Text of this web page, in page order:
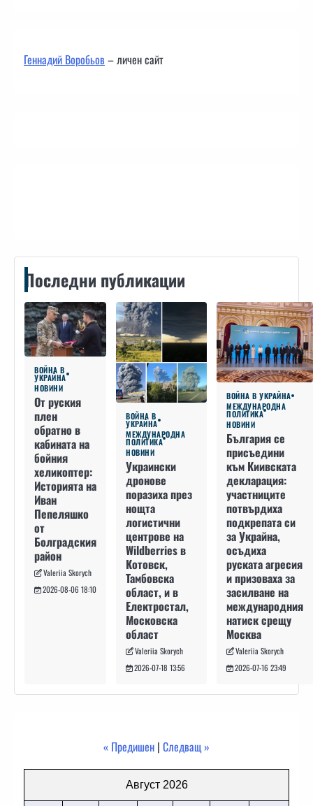
Геннадий Воробьов– личен сайт
Последни публикации
ВОЙНА В
УКРАЙНА
НОВИНИ
От руския
плен
обратно в
кабината на
бойния
хеликоптер:
Историята на
Иван
Пепеляшко
от
Болградския
район
Valeriia Skorych
2026-08-06 18:10
ВОЙНА В
УКРАЙНА
МЕЖДУНАРОДНА
ПОЛИТИКА
НОВИНИ
Украински
дронове
поразиха през
нощта
логистични
центрове на
Wildberries в
Котовск,
Тамбовска
област, и в
Електростал,
Московска
област
Valeriia Skorych
2026-07-18 13:56
ВОЙНА В УКРАЙНА
МЕЖДУНАРОДНА
ПОЛИТИКА
НОВИНИ
България се
присъедини
към Киивската
декларация:
участниците
потвърдиха
подкрепата си
за Украйна,
осъдиха
руската агресия
и призоваха за
засилване на
международния
натиск срещу
Москва
Valeriia Skorych
2026-07-16 23:49
« Предишен | Следващ »
Август 2026